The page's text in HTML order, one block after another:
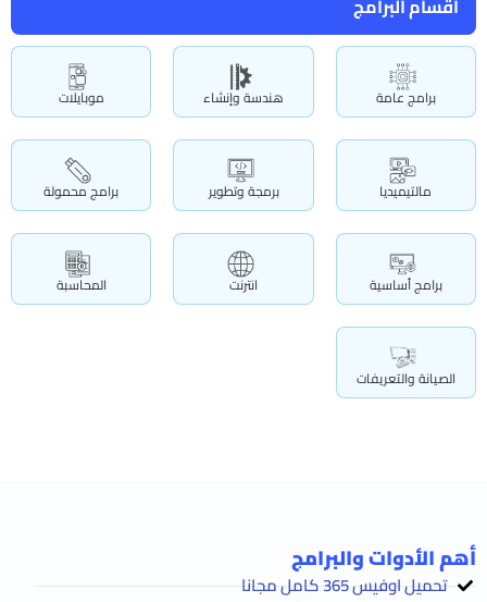
أقسام البرامج
برامج عامة هندسة وإنشاء موبايلات
مالتيميديا برمجة وتطوير برامج محمولة
برامج أساسية انترنت المحاسبة
الصيانة والتعريفات
أهم الأدوات والبرامج
تحميل اوفيس 365 كامل مجانا